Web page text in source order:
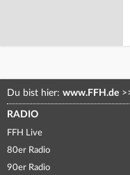
Du bist hier: www.FFH.de
RADIO
FFH Live
80er Radio
90er Radio